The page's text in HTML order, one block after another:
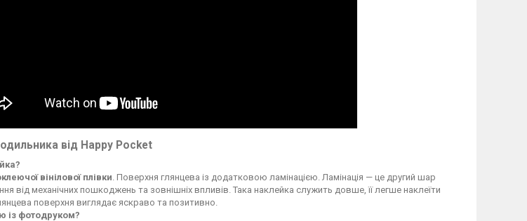
від Happy Pocket
вінілової плівки . Поверхня глянцева із додатковою ламінацією. Ламінація — це другий шар
від механічних пошкоджень та зовнішніх впливів. Така наклейка служить довше, її легше наклеїти
поверхня виглядає яскраво та позитивно.
із фотодруком?